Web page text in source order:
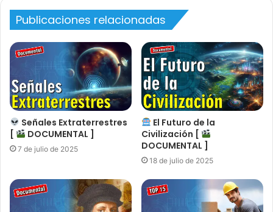
Publicaciones relacionadas
Señales Extraterrestres
[
DOCUMENTAL ]
7 de julio de 2025
El Futuro de la
Civilización [
DOCUMENTAL ]
18 de julio de 2025